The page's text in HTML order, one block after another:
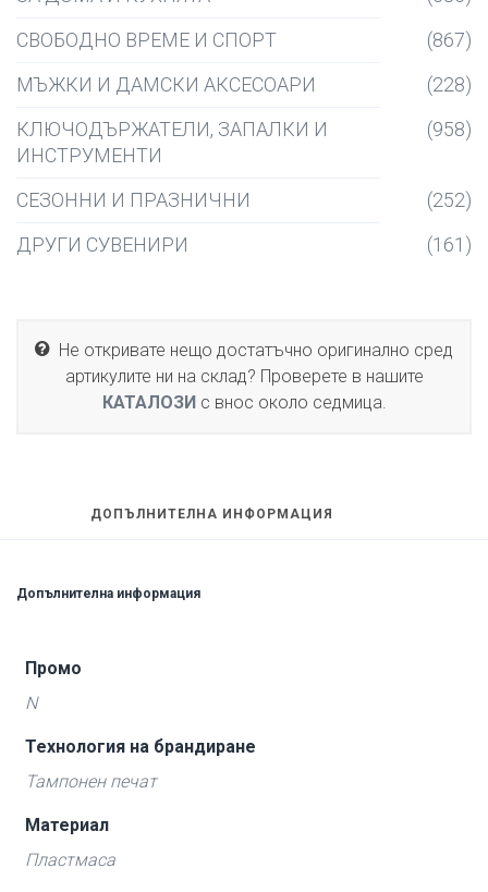
СВОБОДНО ВРЕМЕ И СПОРТ
(867)
МЪЖКИ И ДАМСКИ АКСЕСОАРИ
(228)
КЛЮЧОДЪРЖАТЕЛИ, ЗАПАЛКИ И
ИНСТРУМЕНТИ
(958)
СЕЗОННИ И ПРАЗНИЧНИ
(252)
ДРУГИ СУВЕНИРИ
(161)
Не откривате нещо достатъчно оригинално сред
артикулите ни на склад? Проверете в нашите
КАТАЛОЗИс внос около седмица.
ДОПЪЛНИТЕЛНА ИНФОРМАЦИЯ
Допълнителна информация
Промо
N
Технология на брандиране
Тампонен печат
Материал
Пластмаса